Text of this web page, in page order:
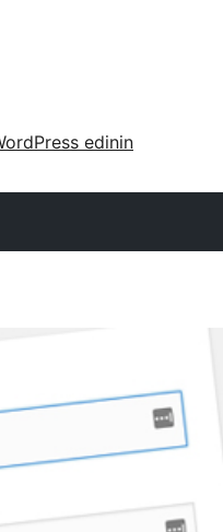
edinin